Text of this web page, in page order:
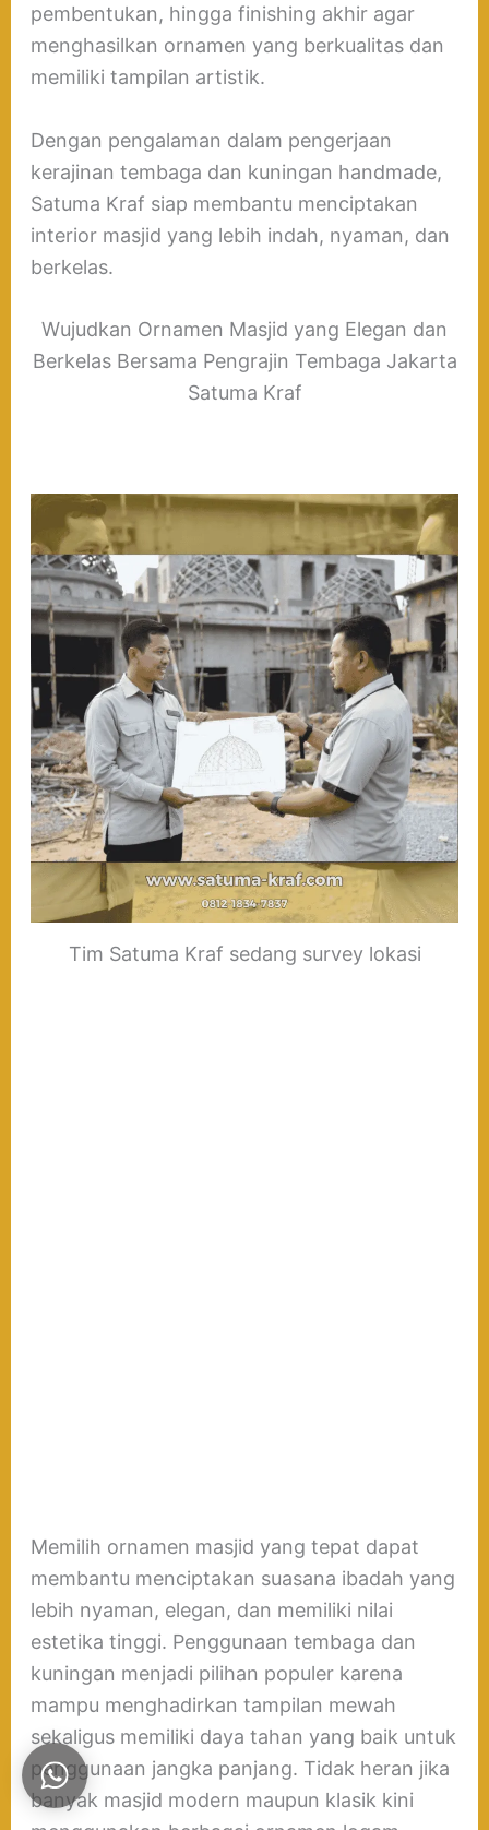
pembentukan, hingga finishing akhir agar
menghasilkan ornamen yang berkualitas dan
memiliki tampilan artistik.
Dengan pengalaman dalam pengerjaan
kerajinan tembaga dan kuningan handmade,
Satuma Kraf siap membantu menciptakan
interior masjid yang lebih indah, nyaman, dan
berkelas.
Wujudkan Ornamen Masjid yang Elegan dan
Berkelas Bersama Pengrajin Tembaga Jakarta
Satuma Kraf
Tim Satuma Kraf sedang survey lokasi
Memilih ornamen masjid yang tepat dapat
membantu menciptakan suasana ibadah yang
lebih nyaman, elegan, dan memiliki nilai
estetika tinggi. Penggunaan tembaga dan
kuningan menjadi pilihan populer karena
mampu menghadirkan tampilan mewah
sekaligus memiliki daya tahan yang baik untuk
penggunaan jangka panjang. Tidak heran jika
banyak masjid modern maupun klasik kini